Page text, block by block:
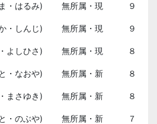
ま・はるみ) 無所属・現 ９
か・しんじ) 無所属・現 ９
・よしひさ) 無所属・現 ８
と・なおや) 無所属・新 ８
まさゆき) 無所属・新 ８
・のぶや) 無所属・新 ７